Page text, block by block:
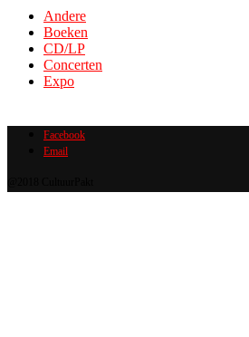
Andere
Boeken
CD/LP
Concerten
Expo
Facebook
Email